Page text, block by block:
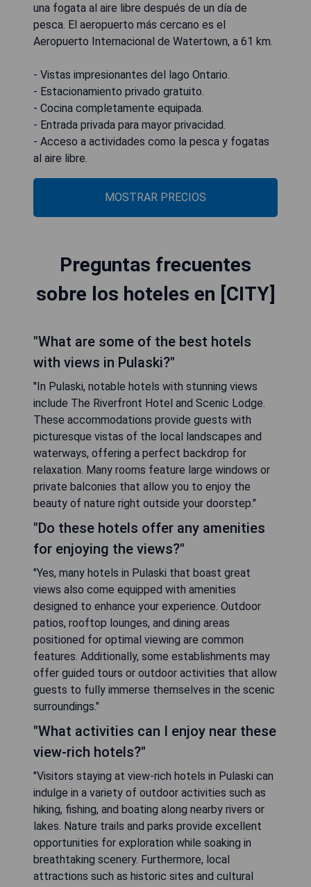
una fogata al aire libre después de un día de
pesca. El aeropuerto más cercano es el
Aeropuerto Internacional de Watertown, a 61 km.
- Vistas impresionantes del lago Ontario.
- Estacionamiento privado gratuito.
- Cocina completamente equipada.
- Entrada privada para mayor privacidad.
- Acceso a actividades como la pesca y fogatas
al aire libre.
MOSTRAR PRECIOS
Preguntas frecuentes
sobre los hoteles en [CITY]
"What are some of the best hotels
with views in Pulaski?"
"In Pulaski, notable hotels with stunning views
include The Riverfront Hotel and Scenic Lodge.
These accommodations provide guests with
picturesque vistas of the local landscapes and
waterways, offering a perfect backdrop for
relaxation. Many rooms feature large windows or
private balconies that allow you to enjoy the
beauty of nature right outside your doorstep."
"Do these hotels offer any amenities
for enjoying the views?"
"Yes, many hotels in Pulaski that boast great
views also come equipped with amenities
designed to enhance your experience. Outdoor
patios, rooftop lounges, and dining areas
positioned for optimal viewing are common
features. Additionally, some establishments may
offer guided tours or outdoor activities that allow
guests to fully immerse themselves in the scenic
surroundings."
"What activities can I enjoy near these
view-rich hotels?"
"Visitors staying at view-rich hotels in Pulaski can
indulge in a variety of outdoor activities such as
hiking, fishing, and boating along nearby rivers or
lakes. Nature trails and parks provide excellent
opportunities for exploration while soaking in
breathtaking scenery. Furthermore, local
attractions such as historic sites and cultural